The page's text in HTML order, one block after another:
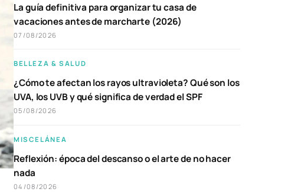
La guía definitiva para organizar tu casa de
vacaciones antes de marcharte (2026)
07/08/2026
BELLEZA & SALUD
¿Cómo te afectan los rayos ultravioleta? Qué son los
UVA, los UVB y qué significa de verdad el SPF
05/08/2026
MISCELÁNEA
Reflexión: época del descanso o el arte de no hacer
nada
04/08/2026